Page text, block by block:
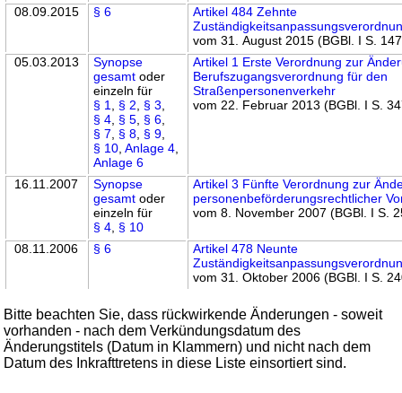
08.09.2015
§ 6
Artikel 484 Zehnte
vom 31. August 2015 (BGBl. I S.
05.03.2013
Synopse
gesamt oder
einzeln für
§ 1
§ 2 § 3
§ 4 § 5 § 6
§ 7
§ 8 § 9
§ 10 ,Anlage 4
Anlage 6
Artikel 1 Erste Verordnung zur
Berufszugangsverordnung für den
Straßenpersonenverkehr
vom 22. Februar 2013 (BGBl. I S.
16.11.2007
Synopse
gesamt oder
einzeln für
§ 4 § 10
Artikel 3 Fünfte Verordnung zur
personenbeförderungsrechtlicher
vom 8. November 2007 (BGBl. I S.
08.11.2006 § 6
Artikel 478 Neunte
vom 31. Oktober 2006 (BGBl. I S.
Bitte beachten Sie, dass rückwirkende Änderungen - soweit
vorhanden - nach dem Verkündungsdatum des
Änderungstitels (Datum in Klammern) und nicht nach dem
Datum des Inkrafttretens in diese Liste einsortiert sind.